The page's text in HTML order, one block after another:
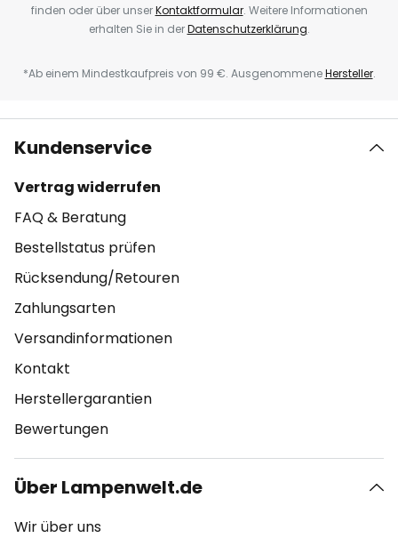
finden oder über unserKontaktformular. Weitere Informationen
erhalten Sie in derDatenschutzerklärung.
*Ab einem Mindestkaufpreis von 99 €. AusgenommeneHersteller.
Kundenservice
Vertrag widerrufen
FAQ & Beratung
Bestellstatus prüfen
Rücksendung/Retouren
Zahlungsarten
Versandinformationen
Kontakt
Herstellergarantien
Bewertungen
Über Lampenwelt.de
Wir über uns